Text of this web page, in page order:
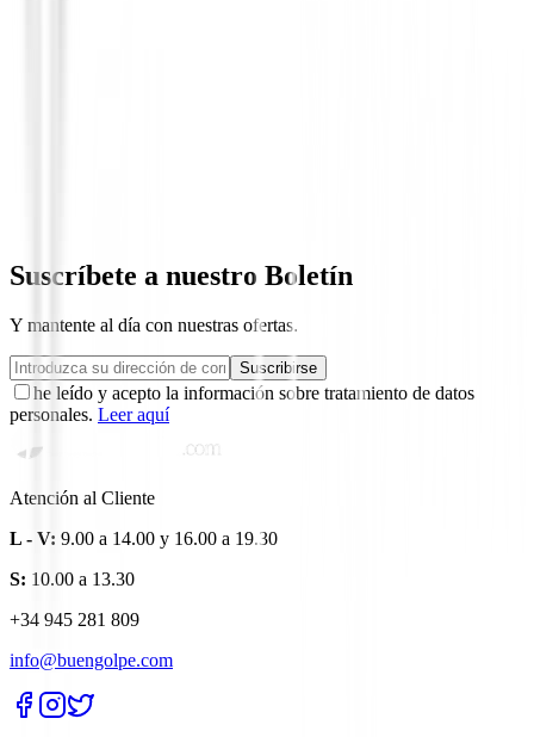
Suscríbete a nuestro Boletín
Y mantente al día con nuestras ofertas.
Suscribirse
he leído y acepto la información sobre tratamiento de datos
personales. Leer aquí
Atención al Cliente
L - V: 9.00 a 14.00 y 16.00 a 19.30
S: 10.00 a 13.30
+34 945 281 809
info@buengolpe.com